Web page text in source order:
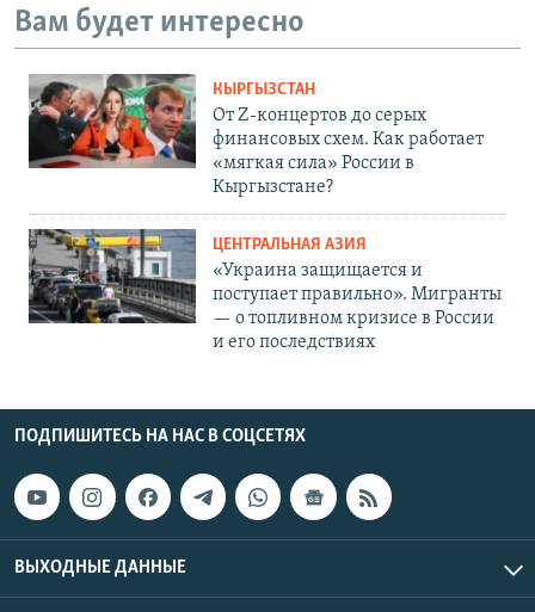
Вам будет интересно
КЫРГЫЗСТАН
От Z-концертов до серых
финансовых схем. Как работает
«мягкая сила» России в
Кыргызстане?
ЦЕНТРАЛЬНАЯ АЗИЯ
«Украина защищается и
поступает правильно». Мигранты
— о топливном кризисе в России
и его последствиях
ПОДПИШИТЕСЬ НА НАС В СОЦСЕТЯХ
ВЫХОДНЫЕ ДАННЫЕ